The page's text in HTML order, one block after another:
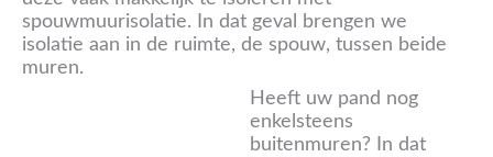
spouwmuurisolatie. In dat geval brengen we
isolatie aan in de ruimte, de spouw, tussen beide
muren.
Heeft uw pand nog
enkelsteens
buitenmuren? In dat